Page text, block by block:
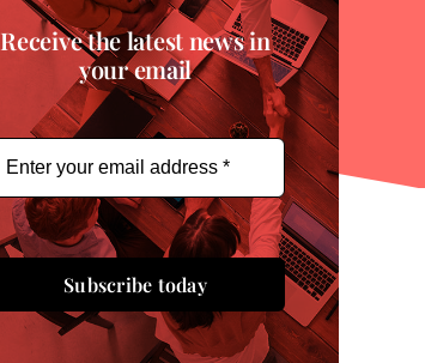
Receive the latest news in
your email
Subscribe today